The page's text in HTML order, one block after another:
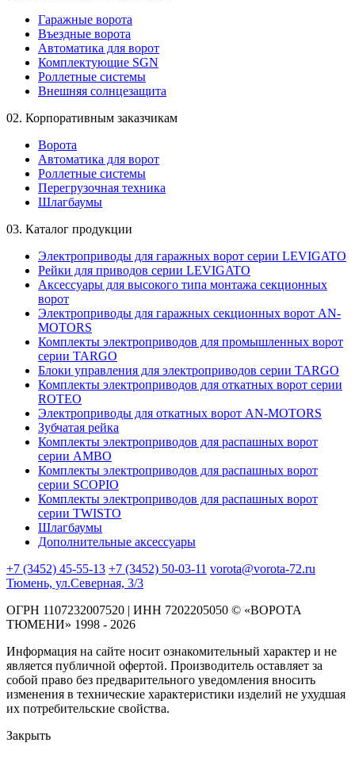
Гаражные ворота
Въездные ворота
Автоматика для ворот
Комплектующие SGN
Роллетные системы
Внешняя солнцезащита
02. Корпоративным заказчикам
Ворота
Автоматика для ворот
Роллетные системы
Перегрузочная техника
Шлагбаумы
03. Каталог продукции
Электроприводы для гаражных ворот серии LEVIGATO
Рейки для приводов серии LEVIGATO
Аксессуары для высокого типа монтажа секционных
ворот
Электроприводы для гаражных секционных ворот AN-
MOTORS
Комплекты электроприводов для промышленных ворот
серии TARGO
Блоки управления для электроприводов серии TARGO
Комплекты электроприводов для откатных ворот серии
ROTEO
Электроприводы для откатных ворот AN-MOTORS
Зубчатая рейка
Комплекты электроприводов для распашных ворот
серии AMBO
Комплекты электроприводов для распашных ворот
серии SCOPIO
Комплекты электроприводов для распашных ворот
серии TWISTO
Шлагбаумы
Дополнительные аксессуары
+7 (3452) 45-55-13 +7 (3452) 50-03-11 vorota@vorota-72.ru
Тюмень, ул.Северная, 3/3
ОГРН 1107232007520 | ИНН 7202205050 © «ВОРОТА
ТЮМЕНИ» 1998 - 2026
Информация на сайте носит ознакомительный характер и не
является публичной офертой. Производитель оставляет за
собой право без предварительного уведомления вносить
изменения в технические характеристики изделий не ухудшая
их потребительские свойства.
Закрыть